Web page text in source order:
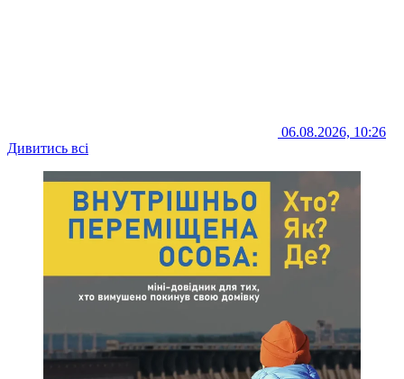
06.08.2026, 10:26
Дивитись всі